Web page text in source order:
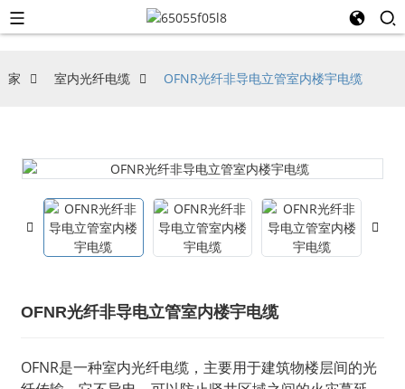
家 室内光纤电缆 OFNR光纤非导电立管室内楼宇电缆
OFNR光纤非导电立管室内楼宇电缆
OFNR是一种室内光纤电缆，主要用于建筑物楼层间的光